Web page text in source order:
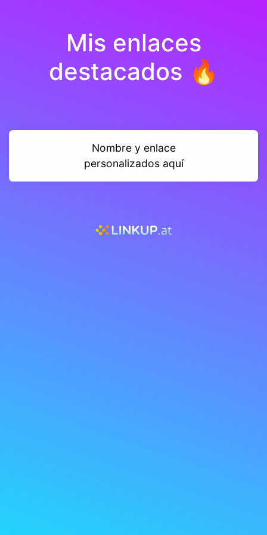
Mis enlaces
destacados 🔥
Nombre y enlace
personalizados aquí